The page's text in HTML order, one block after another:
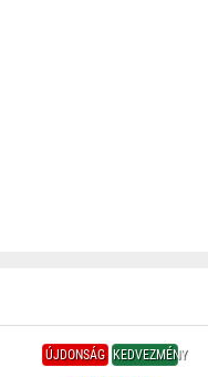
ÚJDONSÁG KEDVEZMÉNY